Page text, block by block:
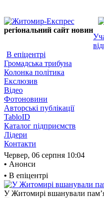
регіональний сайт новин
В епіцентрі
Громадська трибуна
Колонка політика
Екслюзив
Відео
Фотоновини
Авторські публікації
TabloID
Каталог підприємств
Лідери
Контакти
Червер, 06 серпня 10:04
• Анонси
• В епіцентрі
У Житомирі вшанували